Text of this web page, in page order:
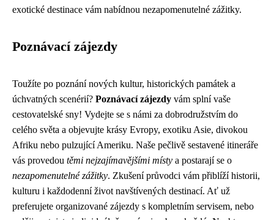
exotické destinace vám nabídnou nezapomenutelné zážitky.
Poznávací zájezdy
Toužíte po poznání nových kultur, historických památek a
úchvatných scenérií? Poznávací zájezdy vám splní vaše
cestovatelské sny! Vydejte se s námi za dobrodružstvím do
celého světa a objevujte krásy Evropy, exotiku Asie, divokou
Afriku nebo pulzující Ameriku. Naše pečlivě sestavené itineráře
vás provedou těmi nejzajímavějšími místy a postarají se o
nezapomenutelné zážitky. Zkušení průvodci vám přiblíží historii,
kulturu i každodenní život navštívených destinací. Ať už
preferujete organizované zájezdy s kompletním servisem, nebo